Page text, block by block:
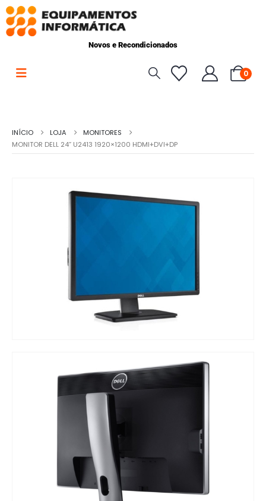
Novos e Recondicionados
0
INÍCIO LOJA
MONITORES
MONITOR DELL 24” U2413 1920×1200 HDMI+DVI+DP